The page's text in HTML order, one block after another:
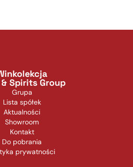
Spirits Group
Grupa
Lista spółek
Aktualności
Showroom
Kontakt
Do pobrania
prywatności